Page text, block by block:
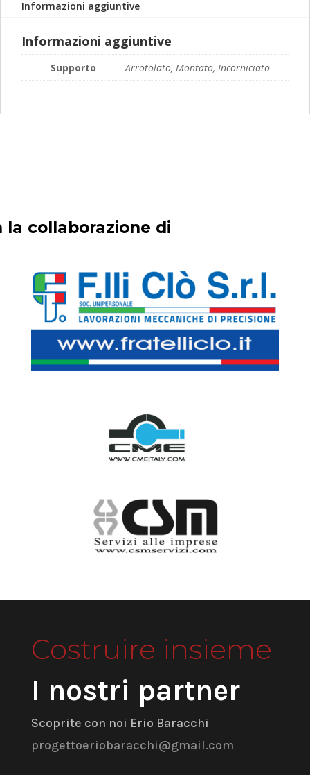
Informazioni aggiuntive
Informazioni aggiuntive
Supporto Arrotolato, Montato, Incorniciato
la collaborazione di
Costruire insieme
I nostri partner
Scoprite con noi Erio Baracchi
progettoeriobaracchi@gmail.com